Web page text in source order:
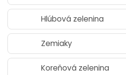
Hlúbová zelenina
Zemiaky
Koreňová zelenina